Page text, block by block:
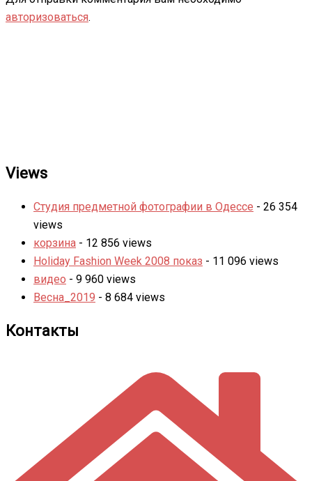
авторизоваться.
Views
Студия предметной фотографии в Одессе - 26 354
views
корзина - 12 856 views
Holiday Fashion Week 2008 показ - 11 096 views
видео - 9 960 views
Весна_2019 - 8 684 views
Контакты